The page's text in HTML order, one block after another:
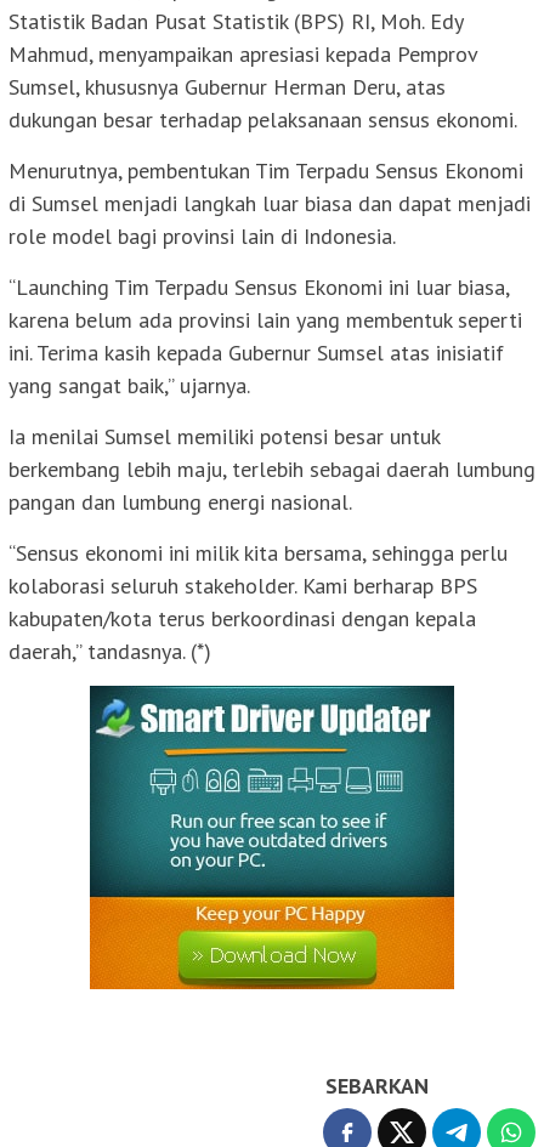
Statistik Badan Pusat Statistik (BPS) RI, Moh. Edy
Mahmud, menyampaikan apresiasi kepada Pemprov
Sumsel, khususnya Gubernur Herman Deru, atas
dukungan besar terhadap pelaksanaan sensus ekonomi.
Menurutnya, pembentukan Tim Terpadu Sensus Ekonomi
di Sumsel menjadi langkah luar biasa dan dapat menjadi
role model bagi provinsi lain di Indonesia.
“Launching Tim Terpadu Sensus Ekonomi ini luar biasa,
karena belum ada provinsi lain yang membentuk seperti
ini. Terima kasih kepada Gubernur Sumsel atas inisiatif
yang sangat baik,” ujarnya.
Ia menilai Sumsel memiliki potensi besar untuk
berkembang lebih maju, terlebih sebagai daerah lumbung
pangan dan lumbung energi nasional.
“Sensus ekonomi ini milik kita bersama, sehingga perlu
kolaborasi seluruh stakeholder. Kami berharap BPS
kabupaten/kota terus berkoordinasi dengan kepala
daerah,” tandasnya. (*)
SEBARKAN